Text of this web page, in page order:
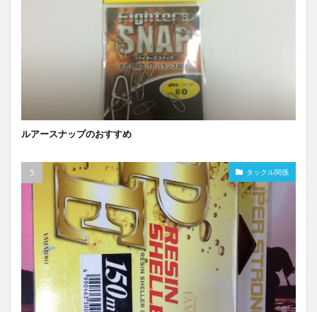
ルアースナップのおすすめ
タックル関係